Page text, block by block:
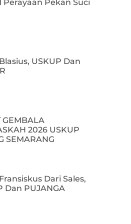
Perayaan Pekan Suci
USKUP Dan
GEMBALA
2026 USKUP
SEMARANG
Dari Sales,
Dan PUJANGA